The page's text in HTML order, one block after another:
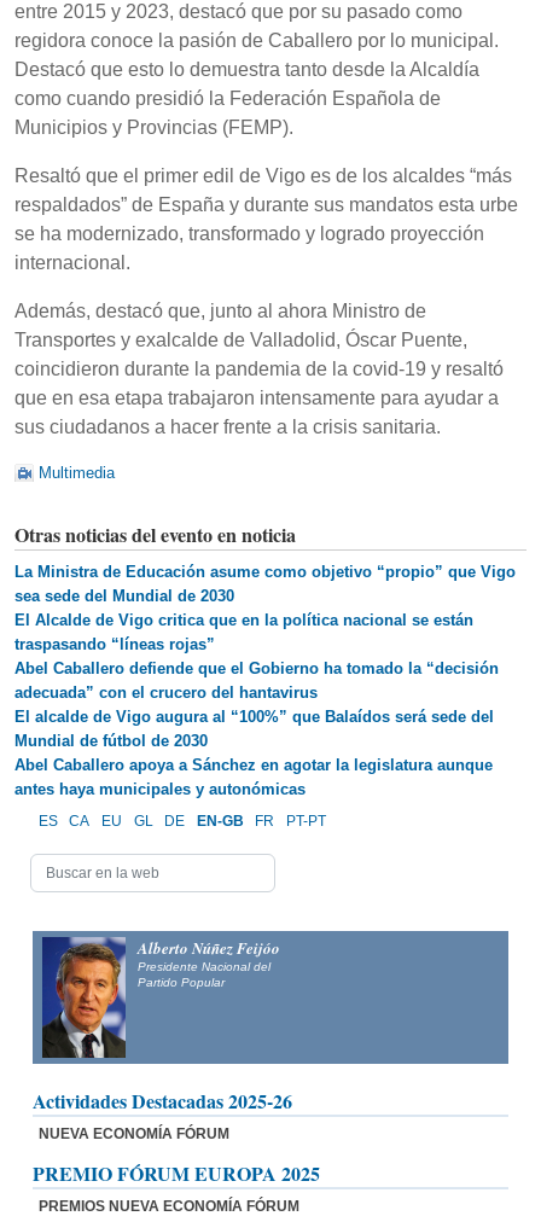
entre 2015 y 2023, destacó que por su pasado como
regidora conoce la pasión de Caballero por lo municipal.
Destacó que esto lo demuestra tanto desde la Alcaldía
como cuando presidió la Federación Española de
Municipios y Provincias (FEMP).
Resaltó que el primer edil de Vigo es de los alcaldes “más
respaldados” de España y durante sus mandatos esta urbe
se ha modernizado, transformado y logrado proyección
internacional.
Además, destacó que, junto al ahora Ministro de
Transportes y exalcalde de Valladolid, Óscar Puente,
coincidieron durante la pandemia de la covid-19 y resaltó
que en esa etapa trabajaron intensamente para ayudar a
sus ciudadanos a hacer frente a la crisis sanitaria.
Multimedia
Otras noticias del evento en noticia
La Ministra de Educación asume como objetivo “propio” que Vigo
sea sede del Mundial de 2030
El Alcalde de Vigo critica que en la política nacional se están
traspasando “líneas rojas”
Abel Caballero defiende que el Gobierno ha tomado la “decisión
adecuada” con el crucero del hantavirus
El alcalde de Vigo augura al “100%” que Balaídos será sede del
Mundial de fútbol de 2030
Abel Caballero apoya a Sánchez en agotar la legislatura aunque
antes haya municipales y autonómicas
ES CA EU GL DE EN-GB FR PT-PT
Alberto Núñez Feijóo
Presidente Nacional del
Partido Popular
Actividades Destacadas 2025-26
NUEVA ECONOMÍA FÓRUM
PREMIO FÓRUM EUROPA 2025
PREMIOS NUEVA ECONOMÍA FÓRUM